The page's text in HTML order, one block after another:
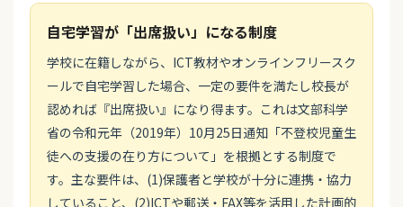
自宅学習が「出席扱い」になる制度
学校に在籍しながら、ICT教材やオンラインフリースク
ールで自宅学習した場合、一定の要件を満たし校長が
認めれば『出席扱い』になり得ます。これは文部科学
省の令和元年（2019年）10月25日通知「不登校児童生
徒への支援の在り方について」を根拠とする制度で
す。主な要件は、(1)保護者と学校が十分に連携・協力
していること、(2)ICTや郵送・FAX等を活用した計画的